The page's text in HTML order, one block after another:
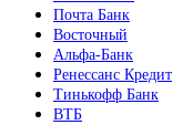
Почта Банк
Восточный
Альфа-Банк
Ренессанс Кредит
Тинькофф Банк
ВТБ